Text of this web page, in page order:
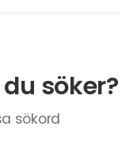
söker?
sökord